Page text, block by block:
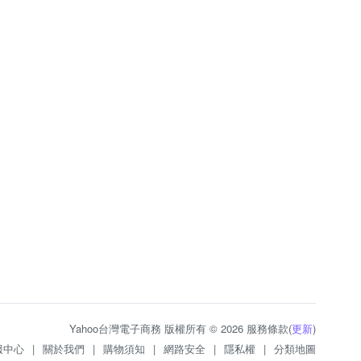
Yahoo台灣電子商務 版權所有 © 2026 服務條款(更新)
中心 | 關於我們 | 購物須知 | 網路安全 | 隱私權 | 分類地圖